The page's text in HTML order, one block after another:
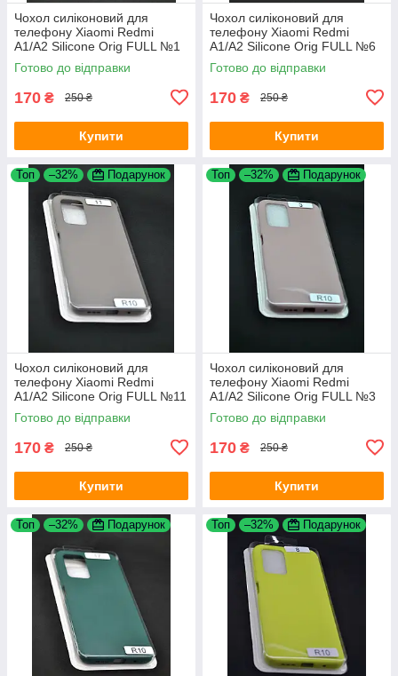
Чохол силіконовий для
телефону Xiaomi Redmi
A1/A2 Silicone Orig FULL №1
black (4uou)
Готово до відправки
170 ₴ 250 ₴
Купити
Чохол силіконовий для
телефону Xiaomi Redmi
A1/A2 Silicone Orig FULL №6
cocoa 4you
Готово до відправки
170 ₴ 250 ₴
Купити
Топ –32% Подарунок
Чохол силіконовий для
телефону Xiaomi Redmi
A1/A2 Silicone Orig FULL №11
Dark Olive 4you
Готово до відправки
170 ₴ 250 ₴
Купити
Топ –32% Подарунок
Чохол силіконовий для
телефону Xiaomi Redmi
A1/A2 Silicone Orig FULL №3
Pink sand 4you
Готово до відправки
170 ₴ 250 ₴
Купити
Топ –32% Подарунок Топ –32% Подарунок